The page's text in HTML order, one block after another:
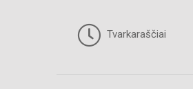
Tvarkaraščiai